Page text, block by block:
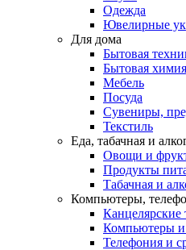
Одежда
Ювелирные
Для дома
Бытовая
Бытовая
Мебель
Посуда
Сувениры,
Текстиль
Еда, табачная и
Овощи и
Продукты
Табачная и
Компьютеры,
Канцелярские
Компьютеры и
Телефония и